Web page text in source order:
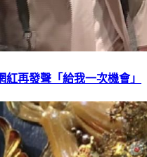
再發聲「給我一次機會」